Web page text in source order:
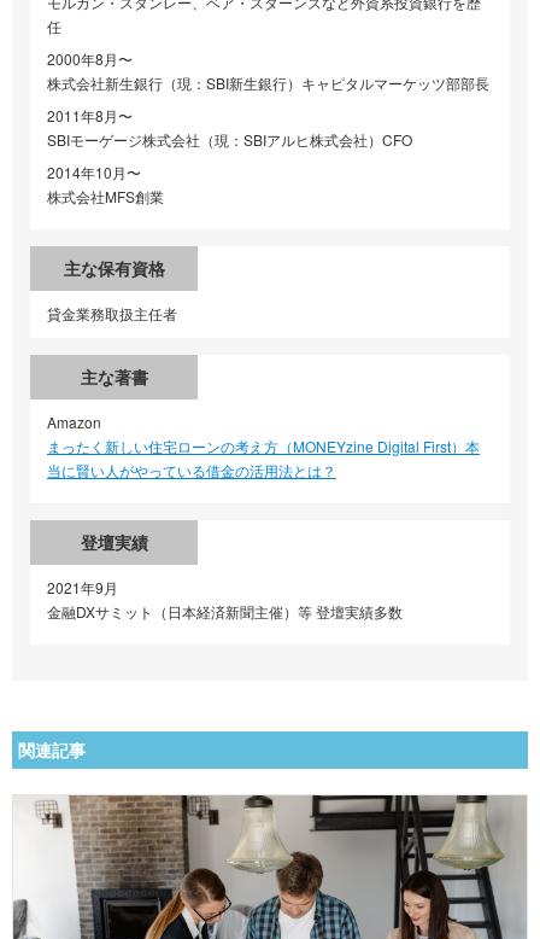
任
2000年8月〜
株式会社新生銀行（現：SBI新生銀行）キャピタルマーケッツ部部長
2011年8月〜
SBIモーゲージ株式会社（現：SBIアルヒ株式会社）CFO
2014年10月〜
株式会社MFS創業
主な保有資格
貸金業務取扱主任者
主な著書
Amazon
まったく新しい住宅ローンの考え方（MONEYzine Digital First）本
当に賢い人がやっている借金の活用法とは？
登壇実績
2021年9月
金融DXサミット（日本経済新聞主催）等 登壇実績多数
関連記事